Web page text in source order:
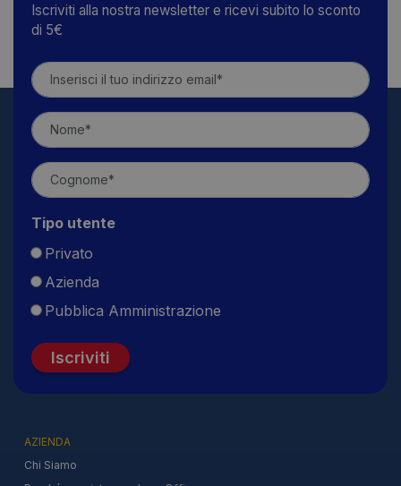
Iscriviti alla nostra newsletter e ricevi subito lo sconto
di 5€
Tipo utente
Privato
Azienda
Pubblica Amministrazione
Iscriviti
AZIENDA
Chi Siamo